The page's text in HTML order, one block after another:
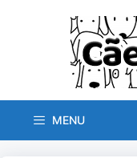
MENU